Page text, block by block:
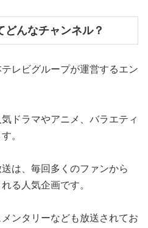
どんなチャンネル？
テレビグループが運営するエン
ドラマやアニメ、バラエティ
。
は、毎回多くのファンから
る人気企画です。
ンタリーなども放送されてお